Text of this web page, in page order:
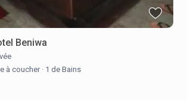
Beniwa
à coucher · 1 de Bains